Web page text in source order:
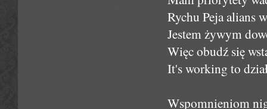
Rychu Peja alians
Jestem żywym
Więc obudź się
It's working to
Wspomnieniom